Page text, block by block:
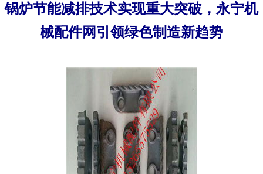
锅炉节能减排技术实现重大突破，永宁机
械配件网引领绿色制造新趋势